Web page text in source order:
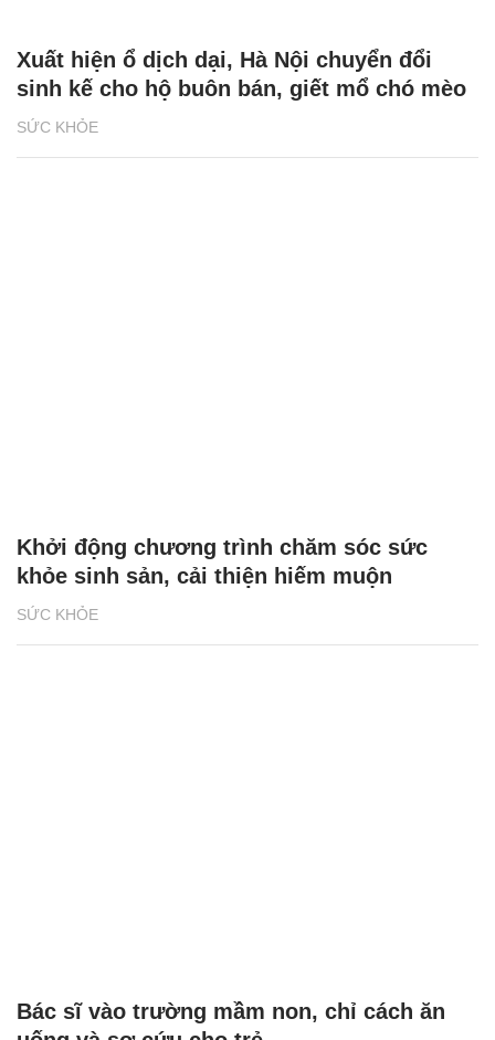
SỨC KHỎE
Xuất hiện ổ dịch dại, Hà Nội chuyển đổi
sinh kế cho hộ buôn bán, giết mổ chó mèo
SỨC KHỎE
Khởi động chương trình chăm sóc sức
khỏe sinh sản, cải thiện hiếm muộn
Bác sĩ vào trường mầm non, chỉ cách ăn